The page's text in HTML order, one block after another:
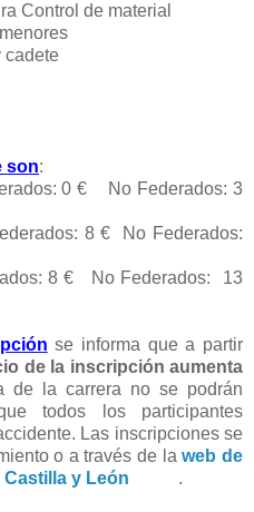
Control de material
cadete
son:
0 € No Federados: 3
8 € No Federados:
8 € No Federados: 13
se informa que a partir
de la inscripción aumenta
de la carrera no se podrán
todos los participantes
Las inscripciones se
o a través de laweb de
Castilla y León .